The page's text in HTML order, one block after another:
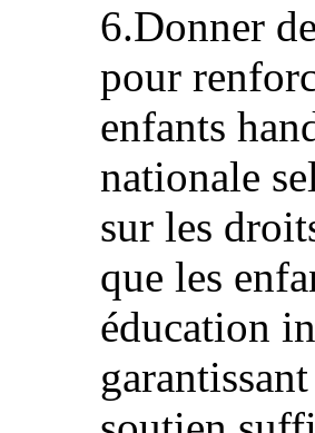
6.Donner
pour
enfants
nationale
sur les
que les
éducation